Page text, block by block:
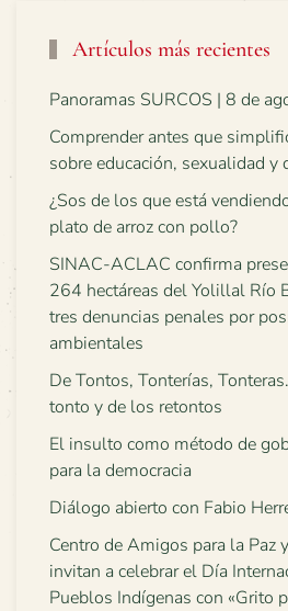
Artículos más recientes
Panoramas SURCOS | 8 de
Comprender antes que
sobre educación, sexualidad y
¿Sos de los que está
plato de arroz con pollo?
SINAC-ACLAC confirma
264 hectáreas del Yolillal Río
tres denuncias penales por
ambientales
De Tontos, Tonterías,
tonto y de los retontos
El insulto como método de
para la democracia
Diálogo abierto con Fabio
Centro de Amigos para la Paz
invitan a celebrar el Día
Pueblos Indígenas con «Grito